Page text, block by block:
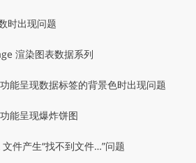
时出现问题
渲染图表数据系列
能呈现数据标签的背景色时出现问题
能呈现爆炸饼图
件产生“找不到文件…”问题